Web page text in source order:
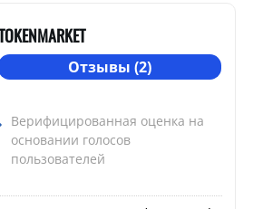
Отзывы (2)
Верифицированная оценка на
основании голосов
пользователей